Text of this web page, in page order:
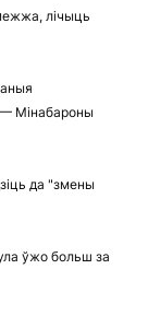
лічыць
— Мінабароны
да "змены
ўжо больш за